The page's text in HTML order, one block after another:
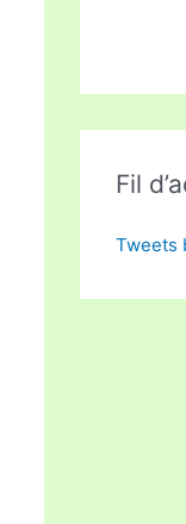
Fil
Tweets